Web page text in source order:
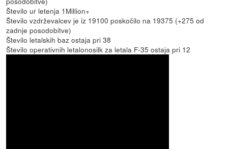
Število ur letenja 1Million+
Število vzdrževalcev je iz 19100 poskočilo na 19375 (+275 od
zadnje posodobitve)
Število letalskih baz ostaja pri 38
Število operativnih letalonosilk za letala F-35 ostaja pri 12